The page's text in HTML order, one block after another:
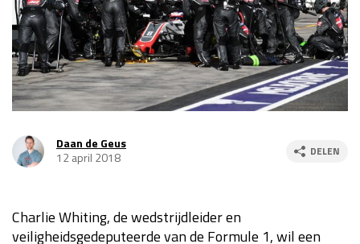
Race
za 13:00 - 15:00
GP VERENIGDE STATEN 2026 23 - 25 okt
Kwalificatie
za 23:00 - 00:00
GP SÃO PAULO 2026
Kwalificatie
Race
zo 18:00 - 20:00
Daan de Geus
12 april 2018
DELEN
Charlie Whiting, de wedstrijdleider en
veiligheidsgedeputeerde van de Formule 1, wil een